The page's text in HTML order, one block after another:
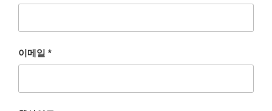
이메일 *